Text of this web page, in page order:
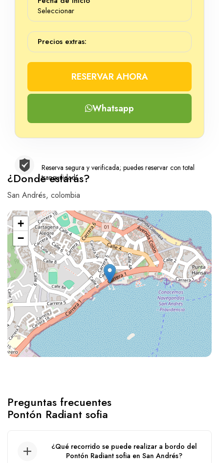
Seleccionar
Precios extras:
RESERVAR AHORA
Whatsapp
Reserva segura y verificada; puedes reservar con total
tranquilidad
¿Donde estarás?
San Andrés, colombia
+
−
Preguntas frecuentes
Pontón Radiant sofia
¿Qué recorrido se puede realizar a bordo del
Pontón Radiant sofia en San Andrés?